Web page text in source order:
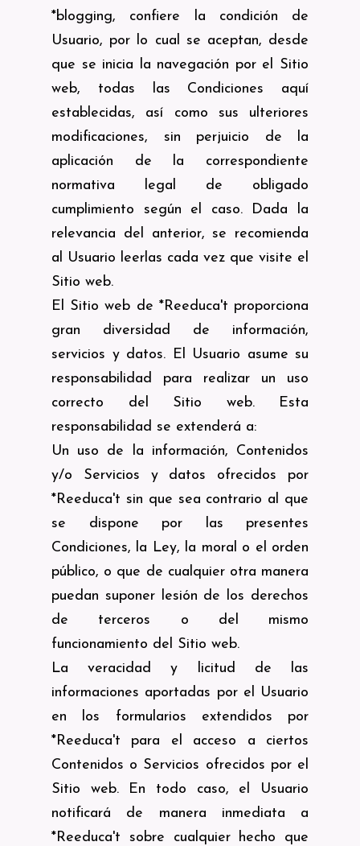
*blogging, confiere la condición de
Usuario, por lo cual se aceptan, desde
que se inicia la navegación por el Sitio
web, todas las Condiciones aquí
establecidas, así como sus ulteriores
modificaciones, sin perjuicio de la
aplicación de la correspondiente
normativa legal de obligado
cumplimiento según el caso. Dada la
relevancia del anterior, se recomienda
al Usuario leerlas cada vez que visite el
Sitio web.
El Sitio web de *Reeduca't proporciona
gran diversidad de información,
servicios y datos. El Usuario asume su
responsabilidad para realizar un uso
correcto del Sitio web. Esta
responsabilidad se extenderá a:
Un uso de la información, Contenidos
y/o Servicios y datos ofrecidos por
*Reeduca't sin que sea contrario al que
se dispone por las presentes
Condiciones, la Ley, la moral o el orden
público, o que de cualquier otra manera
puedan suponer lesión de los derechos
de terceros o del mismo
funcionamiento del Sitio web.
La veracidad y licitud de las
informaciones aportadas por el Usuario
en los formularios extendidos por
*Reeduca't para el acceso a ciertos
Contenidos o Servicios ofrecidos por el
Sitio web. En todo caso, el Usuario
notificará de manera inmediata a
*Reeduca't sobre cualquier hecho que